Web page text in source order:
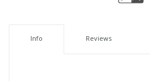
Info Reviews